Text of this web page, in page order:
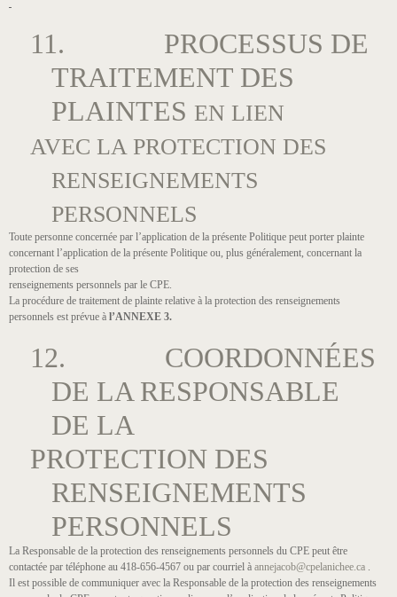
11. PROCESSUS DE
TRAITEMENT DES
PLAINTES EN LIEN
AVEC LA PROTECTION DES
RENSEIGNEMENTS
PERSONNELS
Toute personne concernée par l’application de la présente Politique peut porter plainte
concernant l’application de la présente Politique ou, plus généralement, concernant la
protection de ses
renseignements personnels par le CPE.
La procédure de traitement de plainte relative à la protection des renseignements
personnels est prévue à l’ANNEXE 3.
12. COORDONNÉES
DE LA RESPONSABLE
DE LA
PROTECTION DES
RENSEIGNEMENTS
PERSONNELS
La Responsable de la protection des renseignements personnels du CPE peut être
contactée par téléphone au 418-656-4567 ou par courriel à annejacob@cpelanichee.ca .
Il est possible de communiquer avec la Responsable de la protection des renseignements